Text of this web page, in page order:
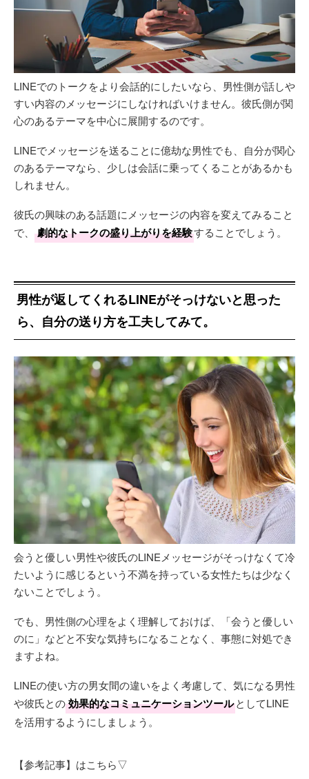
LINEでのトークをより会話的にしたいなら、男性側が話しや
すい内容のメッセージにしなければいけません。彼氏側が関
心のあるテーマを中心に展開するのです。
LINEでメッセージを送ることに億劫な男性でも、自分が関心
のあるテーマなら、少しは会話に乗ってくることがあるかも
しれません。
彼氏の興味のある話題にメッセージの内容を変えてみること
で、
劇的なトークの盛り上がりを経験することでしょう。
男性が返してくれるLINEがそっけないと思った
ら、自分の送り方を工夫してみて。
会うと優しい男性や彼氏のLINEメッセージがそっけなくて冷
たいように感じるという不満を持っている女性たちは少なく
ないことでしょう。
でも、男性側の心理をよく理解しておけば、「会うと優しい
のに」などと不安な気持ちになることなく、事態に対処でき
ますよね。
LINEの使い方の男女間の違いをよく考慮して、気になる男性
や彼氏との効果的なコミュニケーションツールとしてLINE
を活用するようにしましょう。
【参考記事】はこちら▽